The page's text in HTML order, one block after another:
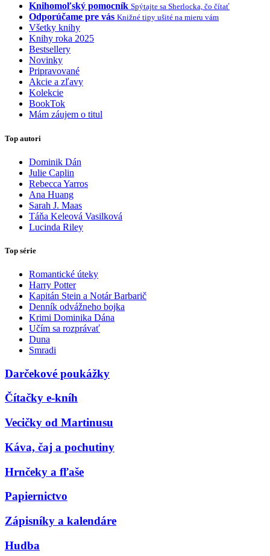
Knihomoľský pomocník Spýtajte sa Sherlocka, čo čítať
Odporúčame pre vás Knižné tipy ušité na mieru vám
Všetky knihy
Knihy roka 2025
Bestsellery
Novinky
Pripravované
Akcie a zľavy
Kolekcie
BookTok
Mám záujem o titul
Top autori
Dominik Dán
Julie Caplin
Rebecca Yarros
Ana Huang
Sarah J. Maas
Táňa Keleová Vasilková
Lucinda Riley
Top série
Romantické úteky
Harry Potter
Kapitán Stein a Notár Barbarič
Denník odvážneho bojka
Krimi Dominika Dána
Učím sa rozprávať
Duna
Smradi
Darčekové poukážky
Čítačky e-kníh
Vecičky od Martinusu
Káva, čaj a pochutiny
Hrnčeky a fľaše
Papiernictvo
Zápisníky a kalendáre
Hudba